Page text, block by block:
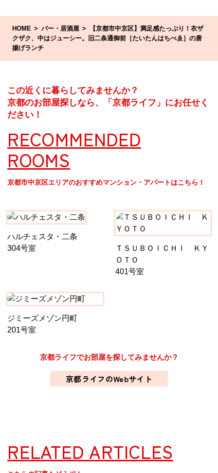
HOME バー・居酒屋
【京都市中京区】満足感たっぷり！衣ザ
クザク、中はジューシー。旧二条通御前［たいたんはちべゑ］の唐
揚げランチ
この近くに暮らしてみませんか？
京都のお部屋探しなら、「京都ライフ」にお任せく
ださい！
RECOMMENDED
ROOMS
京都市中京区エリアのおすすめマンション・アパートはこちら！
ハルチェスタ・二条
304号室
ＴＳＵＢＯＩＣＨＩ ＫＹ
ＯＴＯ
401号室
ジミーズメゾン円町
201号室
京都ライフでお部屋を探してみませんか？
京都ライフのWebサイト
RELATED ARTICLES